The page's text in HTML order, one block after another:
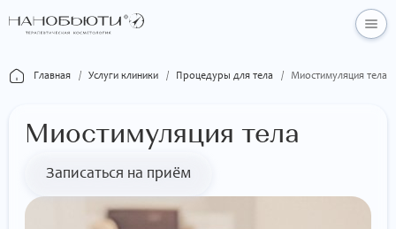
Главная / Услуги клиники / Процедуры для тела / Миостимуляция тела
Миостимуляция тела
Записаться на приём